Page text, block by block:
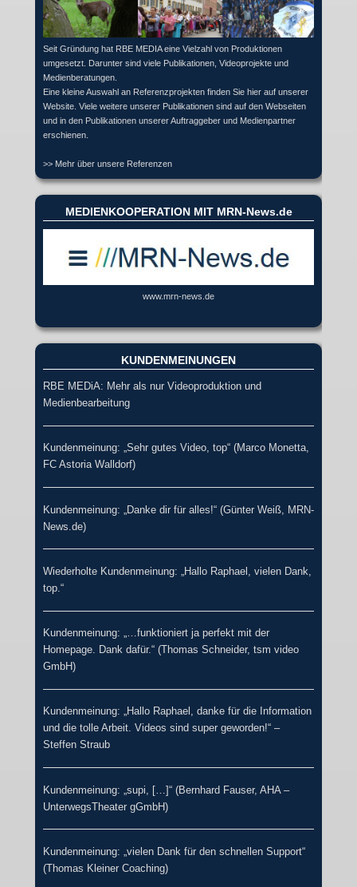
Seit Gründung hat RBE MEDIA eine Vielzahl von Produktionen
umgesetzt. Darunter sind viele Publikationen, Videoprojekte und
Medienberatungen.
Eine kleine Auswahl an Referenzprojekten finden Sie hier auf unserer
Website. Viele weitere unserer Publikationen sind auf den Webseiten
und in den Publikationen unserer Auftraggeber und Medienpartner
erschienen.
>> Mehr über unsere Referenzen
MEDIENKOOPERATION MIT MRN-News.de
www.mrn-news.de
KUNDENMEINUNGEN
RBE MEDiA: Mehr als nur Videoproduktion und
Medienbearbeitung
Kundenmeinung: „Sehr gutes Video, top“ (Marco Monetta,
FC Astoria Walldorf)
Kundenmeinung: „Danke dir für alles!“ (Günter Weiß, MRN-
News.de)
Wiederholte Kundenmeinung: „Hallo Raphael, vielen Dank,
top.“
Kundenmeinung: „…funktioniert ja perfekt mit der
Homepage. Dank dafür.“ (Thomas Schneider, tsm video
GmbH)
Kundenmeinung: „Hallo Raphael, danke für die Information
und die tolle Arbeit. Videos sind super geworden!“ –
Steffen Straub
Kundenmeinung: „supi, […]“ (Bernhard Fauser, AHA –
UnterwegsTheater gGmbH)
Kundenmeinung: „vielen Dank für den schnellen Support“
(Thomas Kleiner Coaching)